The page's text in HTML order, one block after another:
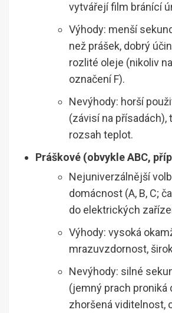
vytvářejí film bránící
Výhody: menší
než prášek, dobrý
rozlité oleje (nikoliv
označení F).
Nevýhody: horší
(závisí na přísadách),
rozsah teplot.
Práškové (obvykle ABC,
Nejuniverzálnější
domácnost (A, B, C;
do elektrických
Výhody: vysoká
mrazuvzdornost,
Nevýhody: silné
(jemný prach proniká
zhoršená viditelnost,